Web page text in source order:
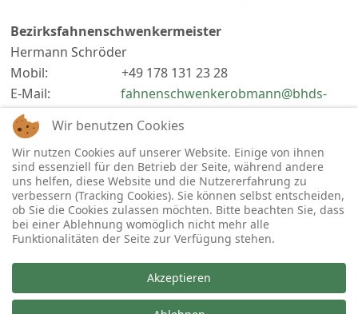
Bezirksfahnenschwenkermeister
Hermann Schröder
Mobil: +49 178 131 23 28
E-Mail: fahnenschwenkerobmann@bhds-
geilenkirchen.de
Webmaster
Michael Fenger
E-Mail: webmaster@bhds-geilenkirchen.de
Copyright © 2026 Bezirksverband Geilenkirchen im Bund
der Historischen Deutschen Schützenbruderschaften e.V..
Wir benutzen Cookies
Wir nutzen Cookies auf unserer Website. Einige von ihnen
sind essenziell für den Betrieb der Seite, während andere
uns helfen, diese Website und die Nutzererfahrung zu
verbessern (Tracking Cookies). Sie können selbst entscheiden,
ob Sie die Cookies zulassen möchten. Bitte beachten Sie, dass
bei einer Ablehnung womöglich nicht mehr alle
Funktionalitäten der Seite zur Verfügung stehen.
Akzeptieren